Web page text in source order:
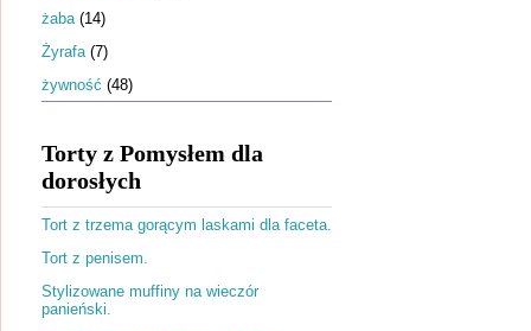
żaba (14)
Żyrafa (7)
żywność (48)
Torty z Pomysłem dla
dorosłych
Tort z trzema gorącym laskami dla faceta.
Tort z penisem.
Stylizowane muffiny na wieczór
panieński.